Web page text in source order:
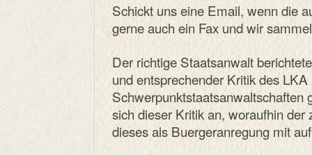
Schickt uns eine Email, wenn die
gerne auch ein Fax und wir
Der richtige Staatsanwalt
und entsprechender Kritik des
Schwerpunktstaatsanwaltschaften
sich dieser Kritik an, woraufhin der
dieses als Buergeranregung mit